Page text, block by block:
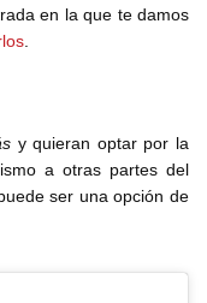
en la que te damos
.
y quieran optar por la
a otras partes del
ser una opción de